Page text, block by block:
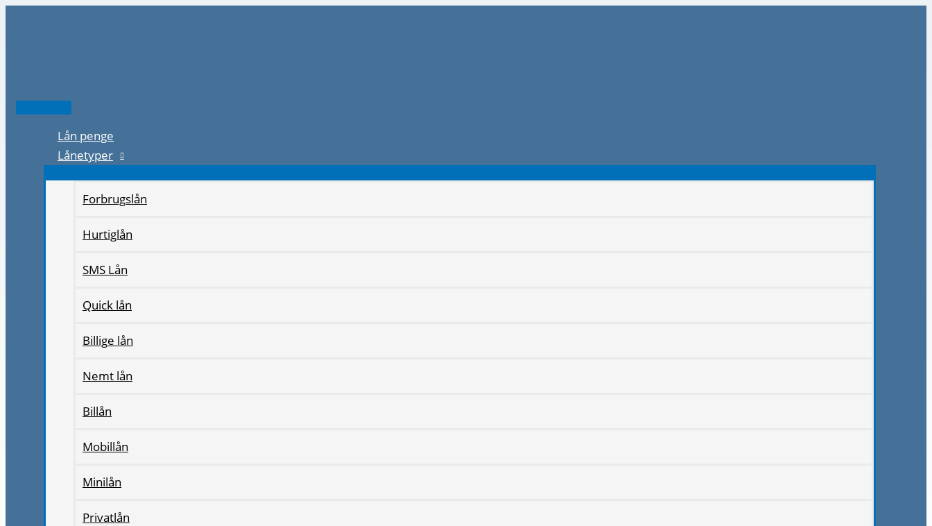
Hovedmenu
Lån penge
Lånetyper
Forbrugslån
Hurtiglån
SMS Lån
Quick lån
Billige lån
Nemt lån
Billån
Mobillån
Minilån
Privatlån